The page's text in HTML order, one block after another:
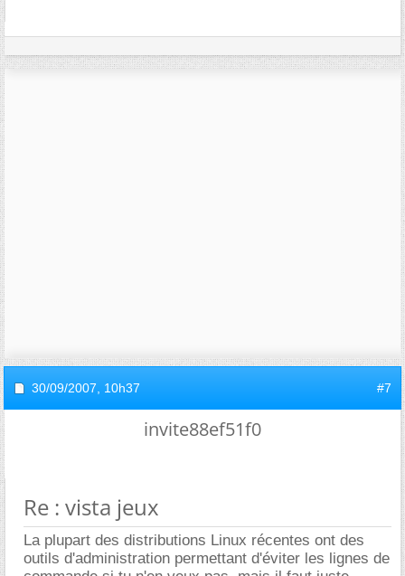
30/09/2007, 10h37 #7
invite88ef51f0
Re : vista jeux
La plupart des distributions Linux récentes ont des
outils d'administration permettant d'éviter les lignes de